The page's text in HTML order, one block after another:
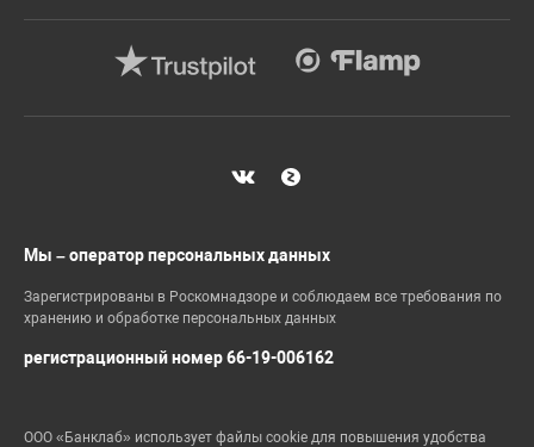
Мы – оператор персональных данных
Зарегистрированы в Роскомнадзоре и соблюдаем все требования по
хранению и обработке персональных данных
регистрационный номер 66-19-006162
ООО «Банклаб» использует файлы cookie для повышения удобства